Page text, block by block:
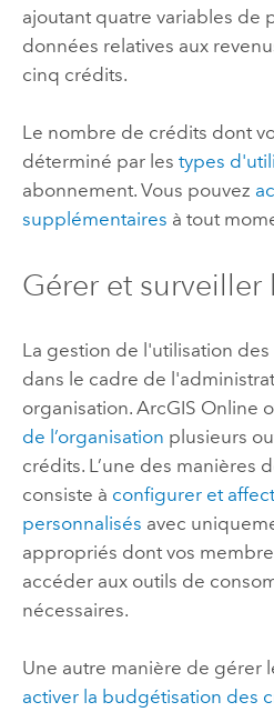
ajoutant quatre variables de
données relatives aux
cinq crédits.
Le nombre de crédits dont
déterminé par les types
abonnement. Vous pouvez
supplémentaires à tout
Gérer et surveiller
La gestion de l'utilisation
dans le cadre de
organisation. ArcGIS Online
de l’organisation plusieurs
crédits. L’une des manières
consiste à configurer et
personnalisés avec
appropriés dont vos
accéder aux outils de
nécessaires.
Une autre manière de gérer
activer la budgétisation des